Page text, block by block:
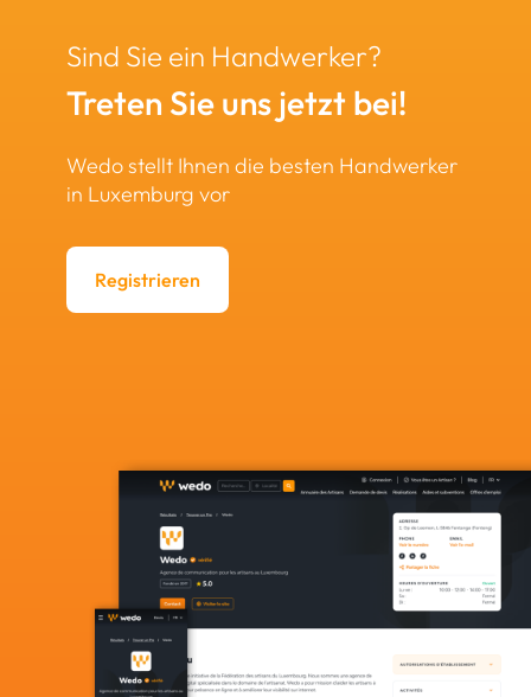
Sind Sie ein Handwerker?
Treten Sie uns jetzt bei!
Wedo stellt Ihnen die besten Handwerker
in Luxemburg vor
Registrieren